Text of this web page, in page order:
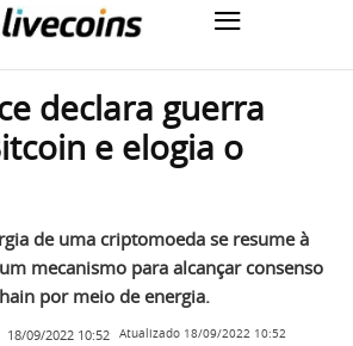
declara guerra
e elogia o
de uma criptomoeda se resume à
mecanismo para alcançar consenso
por meio de energia.
18/09/2022 10:52 Atualizado 18/09/2022 10:52